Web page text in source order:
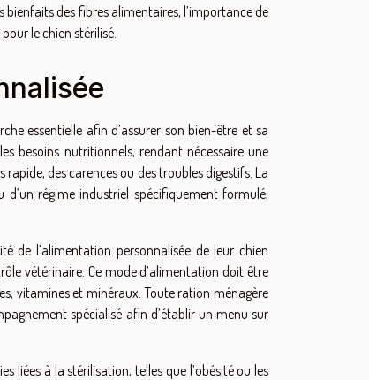
bienfaits des fibres alimentaires, l’importance de
le chien stérilisé.
essentielle afin d’assurer son bien-être et sa
besoins nutritionnels, rendant nécessaire une
des carences ou des troubles digestifs. La
régime industriel spécifiquement formulé,
de l’alimentation personnalisée de leur chien
vétérinaire. Ce mode d’alimentation doit être
vitamines et minéraux. Toute ration ménagère
spécialisé afin d’établir un menu sur
liées à la stérilisation, telles que l’obésité ou les